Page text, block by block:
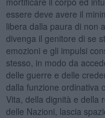
essere deve avere il
libera dalla paura di non
divenga il genitore di se
emozioni e gli impulsi
stesso, in modo da
delle guerre e delle
dalla funzione ordinativa
Vita, della dignità e della
delle Nazioni, lascia